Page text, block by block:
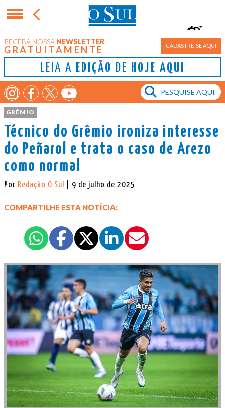
RECEBA NOSSA NEWSLETTER
GRATUITAMENTE CADASTRE-SE AQUI
LEIA A EDIÇÃO DE HOJE AQUI
Porto Alegre
15°
GRÊMIO
Técnico do Grêmio ironiza interesse
do Peñarol e trata o caso de Arezo
como normal
Por Redação O Sul | 9 de julho de 2025
COMPARTILHE ESTA NOTÍCIA: